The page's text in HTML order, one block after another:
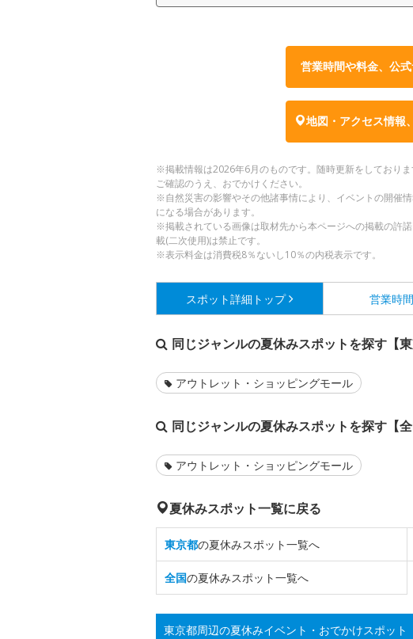
営業時間や料金、公
地図・アクセス情報
※掲載情報は2026年6月のものです。随時更新をしており
ご確認のうえ、おでかけください。
※自然災害の影響やその他諸事情により、イベントの開催
になる場合があります。
※掲載されている画像は取材先から本ページへの掲載の許
載(二次使用)は禁止です。
※表示料金は消費税8％ないし10％の内税表示です。
スポット詳細 トップ 営業時
同じジャンルの夏休みスポットを探す【東
アウトレット・ショッピングモール
同じジャンルの夏休みスポットを探す【全
アウトレット・ショッピングモール
夏休みスポット一覧に戻る
東京都の夏休みスポット一覧へ
全国の夏休みスポット一覧へ
東京都周辺の夏休みイベント・おでかけスポット